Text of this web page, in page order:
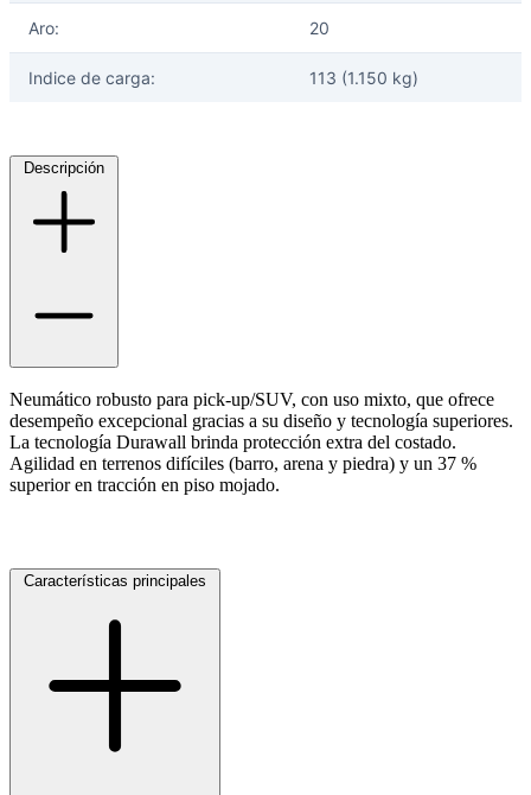
Aro: 20
Indice de carga: 113 (1.150 kg)
Descripción
Neumático robusto para pick-up/SUV, con uso mixto, que ofrece
desempeño excepcional gracias a su diseño y tecnología superiores.
La tecnología Durawall brinda protección extra del costado.
Agilidad en terrenos difíciles (barro, arena y piedra) y un 37 %
superior en tracción en piso mojado.
Características principales